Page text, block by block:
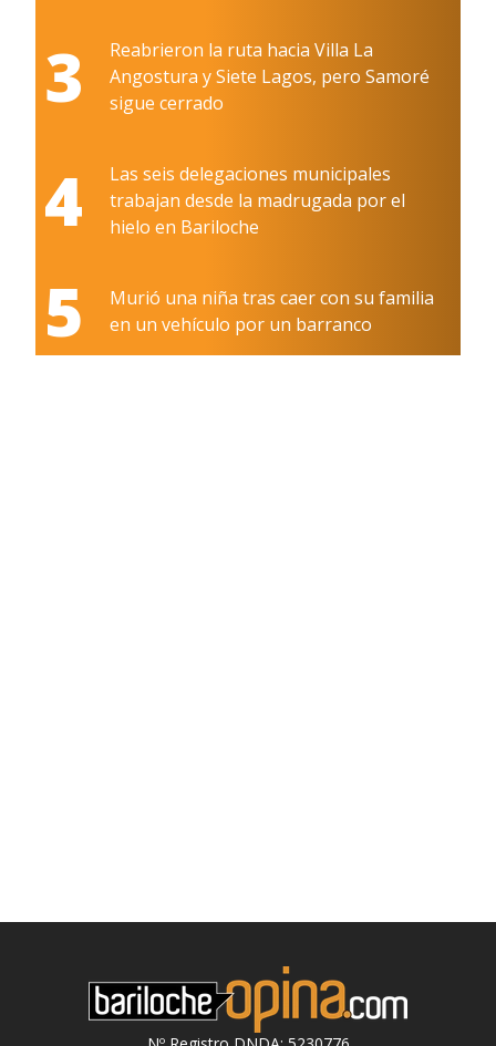
3
Reabrieron la ruta hacia Villa La
Angostura y Siete Lagos, pero Samoré
sigue cerrado
4
Las seis delegaciones municipales
trabajan desde la madrugada por el
hielo en Bariloche
5
Murió una niña tras caer con su familia
en un vehículo por un barranco